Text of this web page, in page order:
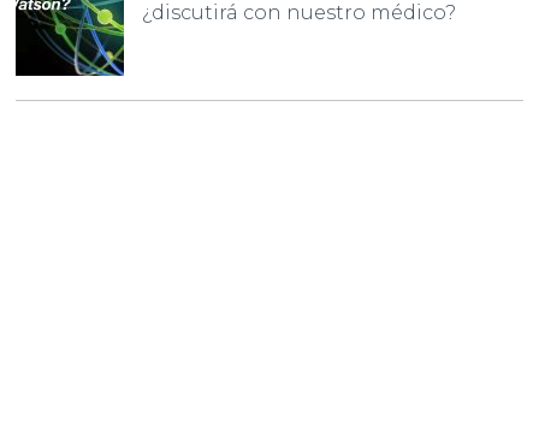
¿discutirá con nuestro médico?